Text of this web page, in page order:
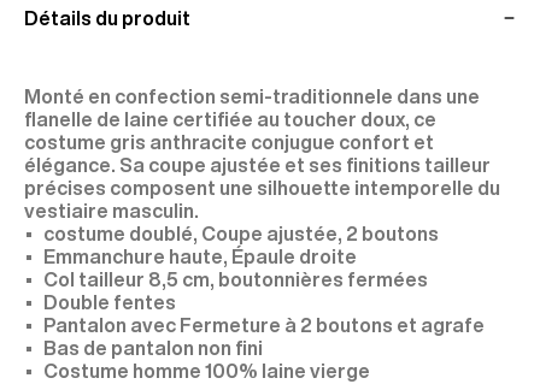
Détails du produit
Monté en confection semi-traditionnele dans une
flanelle de laine certifiée au toucher doux, ce
costume gris anthracite conjugue confort et
élégance. Sa coupe ajustée et ses finitions tailleur
précises composent une silhouette intemporelle du
vestiaire masculin.
costume doublé, Coupe ajustée, 2 boutons
Emmanchure haute, Épaule droite
Col tailleur 8,5 cm, boutonnières fermées
Double fentes
Pantalon avec Fermeture à 2 boutons et agrafe
Bas de pantalon non fini
Costume homme 100% laine vierge